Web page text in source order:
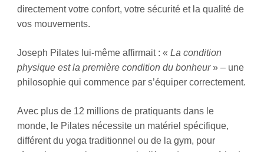
directement votre confort, votre sécurité et la qualité de
vos mouvements.
Joseph Pilates lui-même affirmait : «La condition
physique est la première condition du bonheur» – une
philosophie qui commence par s’équiper correctement.
Avec plus de 12 millions de pratiquants dans le
monde, le Pilates nécessite un matériel spécifique,
différent du yoga traditionnel ou de la gym, pour